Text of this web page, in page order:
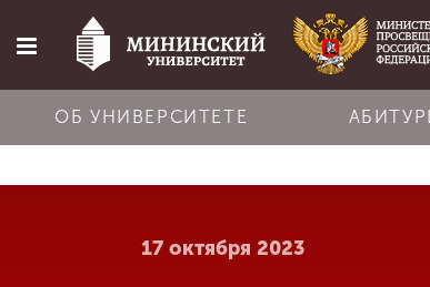
Главная
Об университете
ОБ УНИВЕРСИТЕТЕ
17 октября 2023